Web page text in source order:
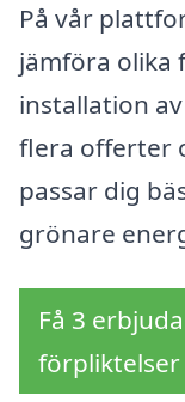
På vår
jämföra olika
installation
flera offerter
passar dig
grönare
Få 3
förpliktelser